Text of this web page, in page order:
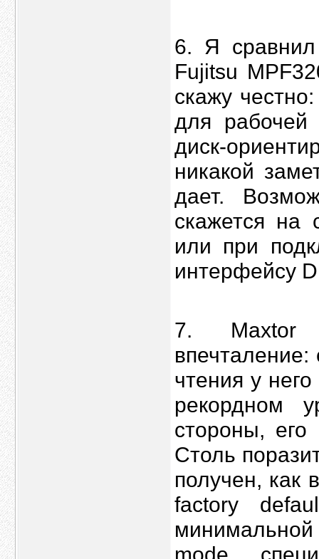
6. Я
Fujitsu
скажу
для рабочей
диск-
никакой
дает.
скажется на
или при
интерфейсу
7. Maxtor
впечталение:
чтения у
рекордном
стороны,
Cтоль
получен, как
factory
минимальной
mode